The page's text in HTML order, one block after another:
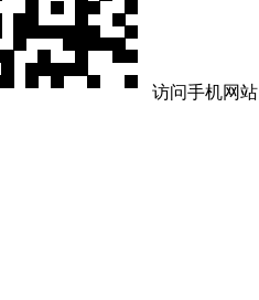
访问手机网站